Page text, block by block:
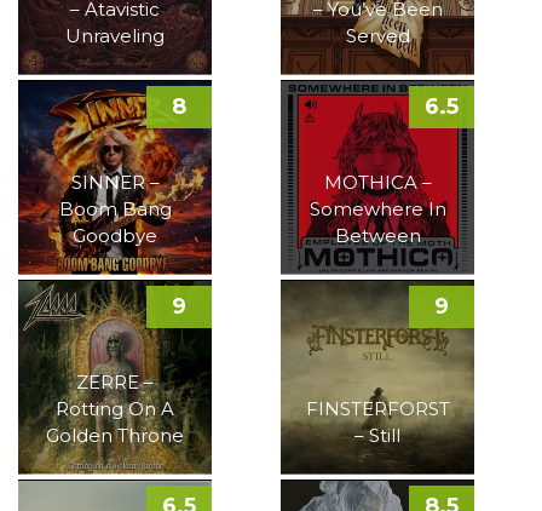
– Atavistic
Unraveling
– You’ve Been
Served
SINNER –
Boom Bang
Goodbye
8
MOTHICA –
Somewhere In
Between
6.5
ZERRE –
Rotting On A
Golden Throne
9
FINSTERFORST
– Still
9